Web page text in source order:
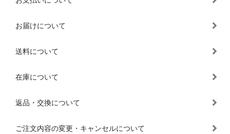
お届けについて
送料について
在庫について
返品・交換について
ご注文内容の変更・キャンセルについて